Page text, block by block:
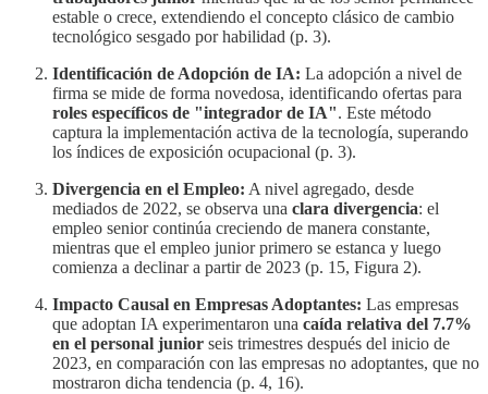
estable o crece, extendiendo el concepto clásico de cambio
tecnológico sesgado por habilidad (p. 3).
Identificación de Adopción de IA: La adopción a nivel de
firma se mide de forma novedosa, identificando ofertas para
roles específicos de "integrador de IA". Este método
captura la implementación activa de la tecnología, superando
los índices de exposición ocupacional (p. 3).
Divergencia en el Empleo: A nivel agregado, desde
mediados de 2022, se observa una clara divergencia: el
empleo senior continúa creciendo de manera constante,
mientras que el empleo junior primero se estanca y luego
comienza a declinar a partir de 2023 (p. 15, Figura 2).
Impacto Causal en Empresas Adoptantes: Las empresas
que adoptan IA experimentaron una caída relativa del 7.7%
en el personal junior seis trimestres después del inicio de
2023, en comparación con las empresas no adoptantes, que no
mostraron dicha tendencia (p. 4, 16).